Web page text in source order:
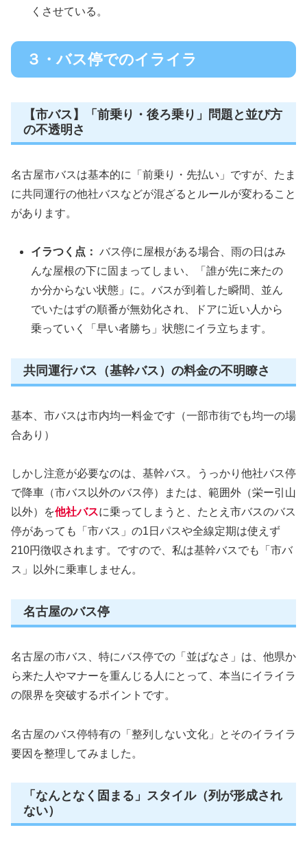
くさせている。
３・バス停でのイライラ
【市バス】「前乗り・後ろ乗り」問題と並び方
の不透明さ
名古屋市バスは基本的に「前乗り・先払い」ですが、たま
に共同運行の他社バスなどが混ざるとルールが変わること
があります。
イラつく点： バス停に屋根がある場合、雨の日はみ
んな屋根の下に固まってしまい、「誰が先に来たの
か分からない状態」に。バスが到着した瞬間、並ん
でいたはずの順番が無効化され、ドアに近い人から
乗っていく「早い者勝ち」状態にイラ立ちます。
共同運行バス（基幹バス）の料金の不明瞭さ
基本、市バスは市内均一料金です（一部市街でも均一の場
合あり）
しかし注意が必要なのは、基幹バス。うっかり他社バス停
で降車（市バス以外のバス停）または、範囲外（栄ー引山
以外）を他社バスに乗ってしまうと、たとえ市バスのバス
停があっても「市バス」の1日パスや全線定期は使えず
210円徴収されます。ですので、私は基幹バスでも「市バ
ス」以外に乗車しません。
名古屋のバス停
名古屋の市バス、特にバス停での「並ばなさ」は、他県か
ら来た人やマナーを重んじる人にとって、本当にイライラ
の限界を突破するポイントです。
名古屋のバス停特有の「整列しない文化」とそのイライラ
要因を整理してみました。
「なんとなく固まる」スタイル（列が形成され
ない）